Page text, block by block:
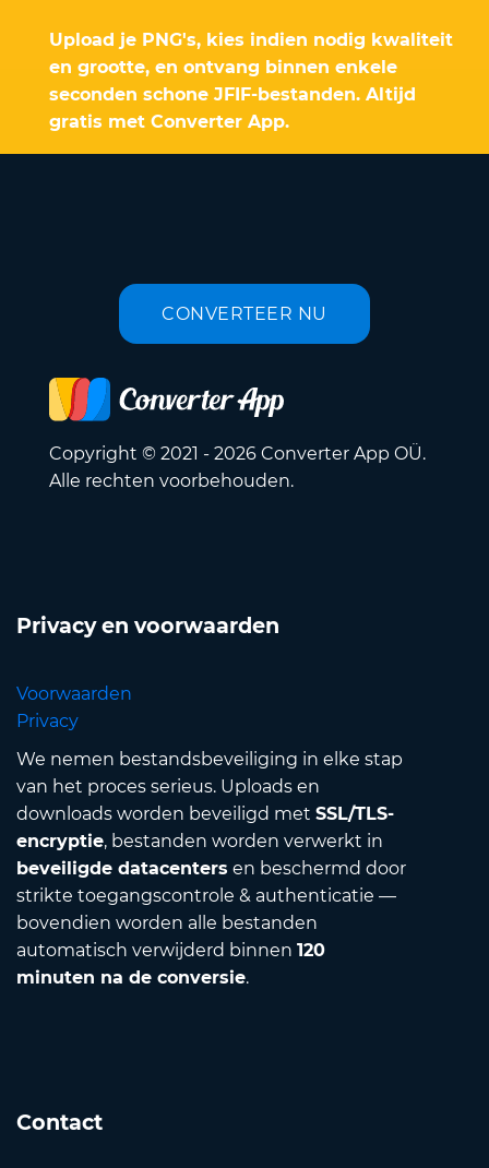
Upload je PNG's, kies indien nodig kwaliteit
en grootte, en ontvang binnen enkele
seconden schone JFIF-bestanden. Altijd
gratis met Converter App.
CONVERTEER NU
Copyright © 2021 - 2026 Converter App OÜ.
Alle rechten voorbehouden.
Privacy en voorwaarden
Voorwaarden
Privacy
We nemen bestandsbeveiliging in elke stap
van het proces serieus. Uploads en
downloads worden beveiligd met SSL/TLS-
encryptie, bestanden worden verwerkt in
beveiligde datacenters en beschermd door
strikte toegangscontrole & authenticatie —
bovendien worden alle bestanden
automatisch verwijderd binnen 120
minuten na de conversie.
Contact